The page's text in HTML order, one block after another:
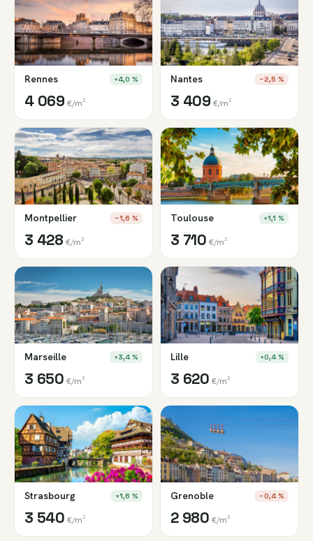
Rennes +4,0 %
4 069 €/m²
Nantes −2,5 %
3 409 €/m²
Montpellier −1,6 %
3 428 €/m²
Toulouse +1,1 %
3 710 €/m²
Marseille +3,4 %
3 650 €/m²
Lille +0,4 %
3 620 €/m²
Strasbourg +1,6 %
3 540 €/m²
Grenoble −0,4 %
2 980 €/m²